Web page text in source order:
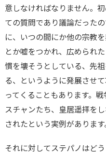
意しなければなりません。
ての質問であり議論だった
に、いつの間にか他の宗教
とか嘘をつかれ、広められ
慣を壊そうとしている、先
る、というように発展させ
ってくることもあります。
スチャンたち、皇居遥拝を
されたという実例があります
それに対してステパノはど